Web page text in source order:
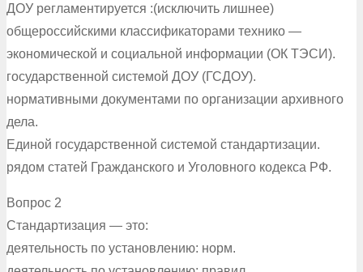
ДОУ регламентируется :(исключить лишнее)
общероссийскими классификаторами технико —
экономической и социальной информации (ОК ТЭСИ).
государственной системой ДОУ (ГСДОУ).
нормативными документами по организации архивного
дела.
Единой государственной системой стандартизации.
рядом статей Гражданского и Уголовного кодекса РФ.
Вопрос 2
Стандартизация — это:
деятельность по установлению: норм.